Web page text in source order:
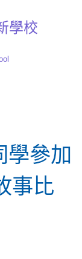
學參加
事比
學校